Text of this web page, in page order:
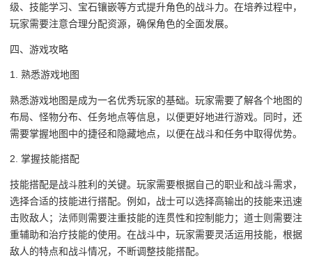
级、技能学习、宝石镶嵌等方式提升角色的战斗力。在培养过程中，
玩家需要注意合理分配资源，确保角色的全面发展。
四、游戏攻略
1. 熟悉游戏地图
熟悉游戏地图是成为一名优秀玩家的基础。玩家需要了解各个地图的
布局、怪物分布、任务地点等信息，以便更好地进行游戏。同时，还
需要掌握地图中的捷径和隐藏地点，以便在战斗和任务中取得优势。
2. 掌握技能搭配
技能搭配是战斗胜利的关键。玩家需要根据自己的职业和战斗需求，
选择合适的技能进行搭配。例如，战士可以选择高输出的技能来迅速
击败敌人；法师则需要注重技能的连贯性和控制能力；道士则需要注
重辅助和治疗技能的使用。在战斗中，玩家需要灵活运用技能，根据
敌人的特点和战斗情况，不断调整技能搭配。